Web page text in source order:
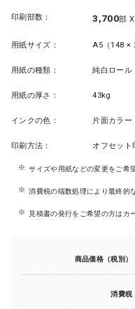
印刷部数： 3,700部 X
用紙サイズ： A5（148 ×
用紙の種類： 純白ロール
用紙の厚さ： 43kg
インクの色： 片面カラー
印刷方法： オフセット
サイズや用紙などの変更をご希
消費税の端数処理により最終的
見積書の発行をご希望の方はカ
商品価格（税別）
消費税